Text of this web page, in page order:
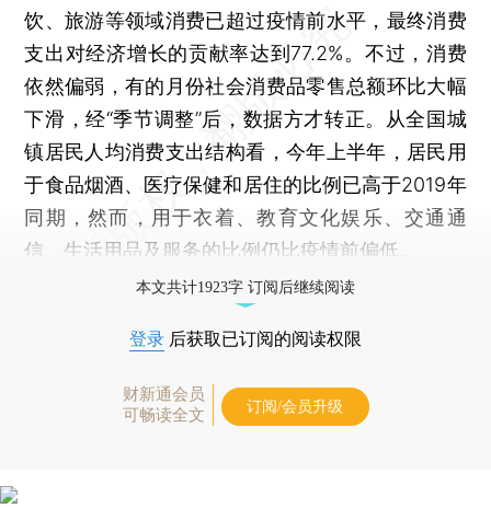
饮、旅游等领域消费已超过疫情前水平，最终消费
支出对经济增长的贡献率达到77.2%。不过，消费
依然偏弱，有的月份社会消费品零售总额环比大幅
下滑，经“季节调整”后，数据方才转正。从全国城
镇居民人均消费支出结构看，今年上半年，居民用
于食品烟酒、医疗保健和居住的比例已高于2019年
同期，然而，用于衣着、教育文化娱乐、交通通
信、生活用品及服务的比例仍比疫情前偏低。
本文共计1923字 订阅后继续阅读
登录 后获取已订阅的阅读权限
财新通会员
可畅读全文
订阅/会员升级